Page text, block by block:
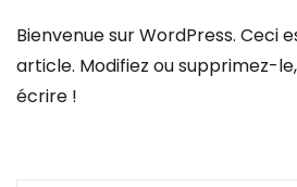
Bienvenue sur WordPress. Ceci
article. Modifiez ou supprimez-
écrire !